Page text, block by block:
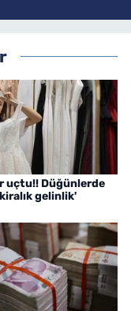
uçtu!! Düğünlerde
gelinlik'